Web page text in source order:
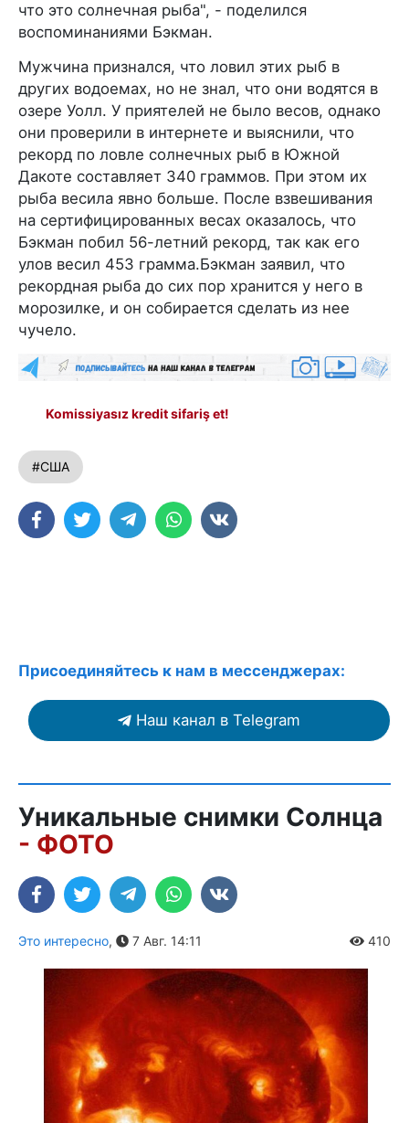
что это солнечная рыба", - поделился
воспоминаниями Бэкман.
Мужчина признался, что ловил этих рыб в
других водоемах, но не знал, что они водятся в
озере Уолл. У приятелей не было весов, однако
они проверили в интернете и выяснили, что
рекорд по ловле солнечных рыб в Южной
Дакоте составляет 340 граммов. При этом их
рыба весила явно больше. После взвешивания
на сертифицированных весах оказалось, что
Бэкман побил 56-летний рекорд, так как его
улов весил 453 грамма.Бэкман заявил, что
рекордная рыба до сих пор хранится у него в
морозилке, и он собирается сделать из нее
чучело.
Komissiyasız kredit sifariş et!
#США
Присоединяйтесь к нам в мессенджерах:
Наш канал в Telegram
Уникальные снимки Солнца
- ФОТО
Это интересно, 7 Авг. 14:11 410